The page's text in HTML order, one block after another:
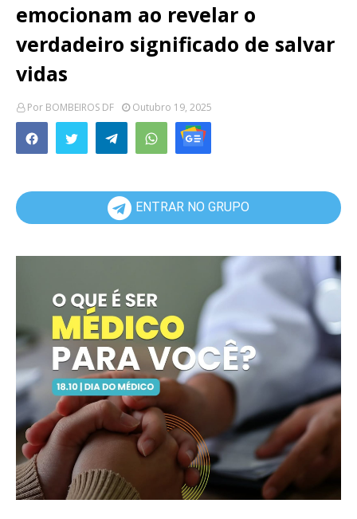
emocionam ao revelar o
verdadeiro significado de salvar
vidas
Por BOMBEIROS DF Outubro 19, 2025
ENTRAR NO GRUPO